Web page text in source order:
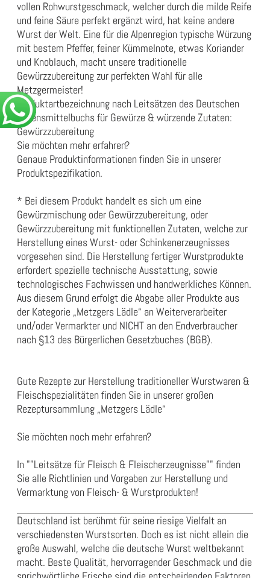
vollen Rohwurstgeschmack, welcher durch die milde Reife
und feine Säure perfekt ergänzt wird, hat keine andere
Wurst der Welt. Eine für die Alpenregion typische Würzung
mit bestem Pfeffer, feiner Kümmelnote, etwas Koriander
und Knoblauch, macht unsere traditionelle
Gewürzzubereitung zur perfekten Wahl für alle
Metzgermeister!
Produktartbezeichnung nach Leitsätzen des Deutschen
Lebensmittelbuchs für Gewürze & würzende Zutaten:
Gewürzzubereitung
Sie möchten mehr erfahren?
Genaue Produktinformationen finden Sie in unserer
Produktspezifikation.
* Bei diesem Produkt handelt es sich um eine
Gewürzmischung oder Gewürzzubereitung, oder
Gewürzzubereitung mit funktionellen Zutaten, welche zur
Herstellung eines Wurst- oder Schinkenerzeugnisses
vorgesehen sind. Die Herstellung fertiger Wurstprodukte
erfordert spezielle technische Ausstattung, sowie
technologisches Fachwissen und handwerkliches Können.
Aus diesem Grund erfolgt die Abgabe aller Produkte aus
der Kategorie „Metzgers Lädle“ an Weiterverarbeiter
und/oder Vermarkter und NICHT an den Endverbraucher
nach §13 des Bürgerlichen Gesetzbuches (BGB).
Gute Rezepte zur Herstellung traditioneller Wurstwaren &
Fleischspezialitäten finden Sie in unserer großen
Rezeptursammlung „Metzgers Lädle“
Sie möchten noch mehr erfahren?
In ""Leitsätze für Fleisch & Fleischerzeugnisse"" finden
Sie alle Richtlinien und Vorgaben zur Herstellung und
Vermarktung von Fleisch- & Wurstprodukten!
Deutschland ist berühmt für seine riesige Vielfalt an
verschiedensten Wurstsorten. Doch es ist nicht allein die
große Auswahl, welche die deutsche Wurst weltbekannt
macht. Beste Qualität, hervorragender Geschmack und die